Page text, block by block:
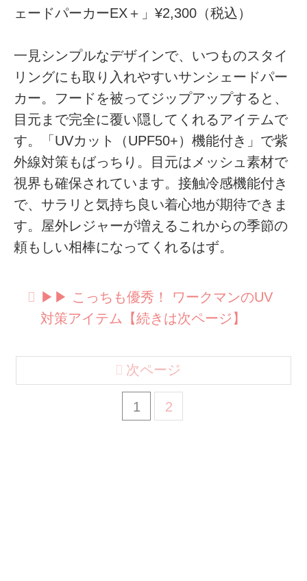
ェードパーカーEX＋」¥2,300（税込）
一見シンプルなデザインで、いつものスタイ
リングにも取り入れやすいサンシェードパー
カー。フードを被ってジップアップすると、
目元まで完全に覆い隠してくれるアイテムで
す。「UVカット（UPF50+）機能付き」で紫
外線対策もばっちり。目元はメッシュ素材で
視界も確保されています。接触冷感機能付き
で、サラリと気持ち良い着心地が期待できま
す。屋外レジャーが増えるこれからの季節の
頼もしい相棒になってくれるはず。
▶︎▶︎ こっちも優秀！ ワークマンのUV
対策アイテム【続きは次ページ】
1 2
次ページ